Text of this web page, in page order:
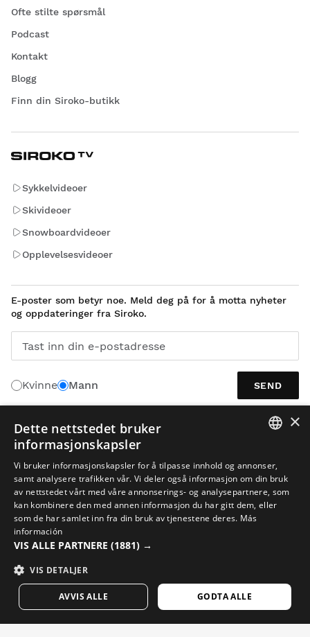
Ofte stilte spørsmål
Podcast
Kontakt
Blogg
Finn din Siroko-butikk
Sykkelvideoer
Skivideoer
Snowboardvideoer
Opplevelsesvideoer
E-poster som betyr noe. Meld deg på for å motta nyheter
og oppdateringer fra Siroko.
Tast inn din e-postadresse
Kvinne Mann SEND
NORSK
ENGLISH
GREEK
FRENCH
DUTCH
×
Dette nettstedet bruker
informasjonskapsler
Vi bruker informasjonskapsler for å tilpasse innhold og annonser,
samt analysere trafikken vår. Vi deler også informasjon om din bruk
av nettstedet vårt med våre annonserings- og analysepartnere, som
kan kombinere den med annen informasjon du har gitt dem, eller
som de har samlet inn fra din bruk av tjenestene deres. Más
información
VIS ALLE PARTNERE (1881) →
VIS DETALJER
GODTA ALLE
AVVIS ALLE